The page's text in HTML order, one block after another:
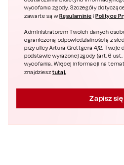
wycofania zgody. Szczegóły
zawarte są wRegulaminie iPolityce
Administratorem Twoich danych
ograniczoną odpowiedzialnością z
przy ulicy Artura Grottgera 4/2. Twoje
podstawie wyrażonej zgody (art. 6 ust.
wycofania. Więcej informacji na
znajdziesztutaj.
Zapisz się